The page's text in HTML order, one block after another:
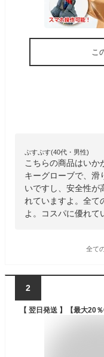
こ
ぷすぷす(40代・男性)
こちらの商品はいか
キーグローブで、滑
いですし、安全性が
れていますよ。全て
よ。コスパに優れて
全て
2